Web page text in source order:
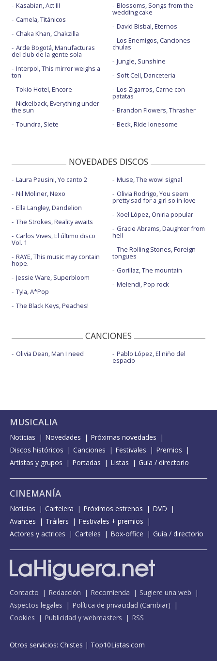
Kasabian, Act III
Camela, Titánicos
Chaka Khan, Chakzilla
Arde Bogotá, Manufacturas
del club de la gente sola
Interpol, This mirror weighs a
ton
Tokio Hotel, Encore
Nickelback, Everything under
the sun
Toundra, Siete
Blossoms, Songs from the
wedding cake
David Bisbal, Eternos
Los Enemigos, Canciones
chulas
Jungle, Sunshine
Soft Cell, Danceteria
Los Zigarros, Carne con
patatas
Brandon Flowers, Thrasher
Beck, Ride lonesome
NOVEDADES DISCOS
Laura Pausini, Yo canto 2
Nil Moliner, Nexo
Ella Langley, Dandelion
The Strokes, Reality awaits
Carlos Vives, El último disco
Vol. 1
RAYE, This music may contain
hope.
Jessie Ware, Superbloom
Tyla, A*Pop
The Black Keys, Peaches!
Muse, The wow! signal
Olivia Rodrigo, You seem
pretty sad for a girl so in love
Xoel López, Oniria popular
Gracie Abrams, Daughter from
hell
The Rolling Stones, Foreign
tongues
Gorillaz, The mountain
Melendi, Pop rock
CANCIONES
Olivia Dean, Man I need Pablo López, El niño del
espacio
MUSICALIA
Noticias Novedades
Próximas novedades
Discos históricos
Canciones Festivales
Premios
Artistas y grupos
Portadas Listas Guía / directorio
CINEMANÍA
Noticias Cartelera Próximos estrenos
DVD
Avances
Tráilers
Festivales + premios
Actores y actrices
Carteles Box-office Guía / directorio
Contacto Redacción Recomienda
Sugiere una web
Aspectos legales
Política de privacidad (Cambiar)
Cookies
Publicidad y webmasters RSS
Otros servicios: Chistes | Top10Listas.com